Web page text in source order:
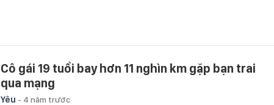
Cô gái 19 tuổi bay hơn 11 nghìn km gặp bạn trai
qua mạng
Yêu - 4 năm trước